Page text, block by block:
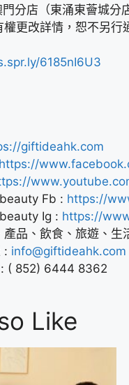
分店（東涌東薈城分
權更改詳情，恕不另
6185nI6U3
giftideahk.com
https://
Fb : https://
Ig : https://
品、飲食、旅遊、生
: info@giftideahk.com
: ( 852) 6444 8362
Like